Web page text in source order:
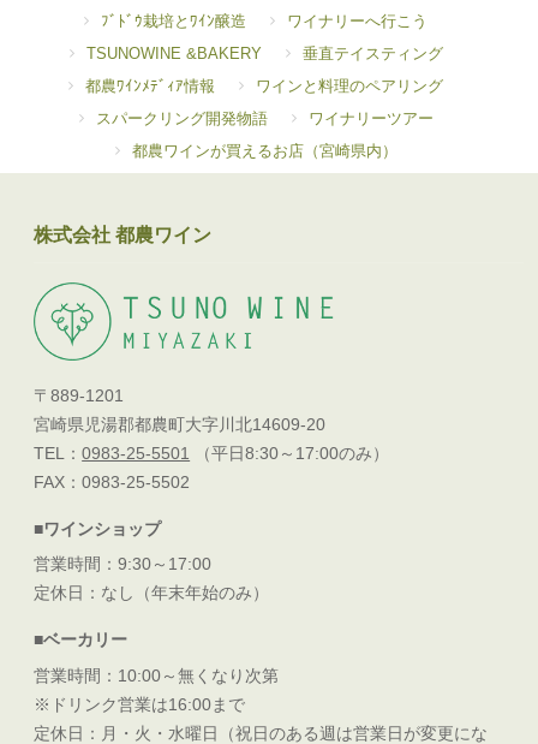
ﾌﾞﾄﾞｳ栽培とﾜｲﾝ醸造
ワイナリーへ行こう
TSUNOWINE &BAKERY
垂直テイスティング
都農ﾜｲﾝﾒﾃﾞｨｱ情報
ワインと料理のペアリング
スパークリング開発物語
ワイナリーツアー
都農ワインが買えるお店（宮崎県内）
株式会社 都農ワイン
〒889-1201
宮崎県児湯郡都農町大字川北14609-20
TEL：0983-25-5501 （平日8:30～17:00のみ）
FAX：0983-25-5502
■ワインショップ
営業時間：9:30～17:00
定休日：なし（年末年始のみ）
■ベーカリー
営業時間：10:00～無くなり次第
※ドリンク営業は16:00まで
定休日：月・火・水曜日（祝日のある週は営業日が変更にな